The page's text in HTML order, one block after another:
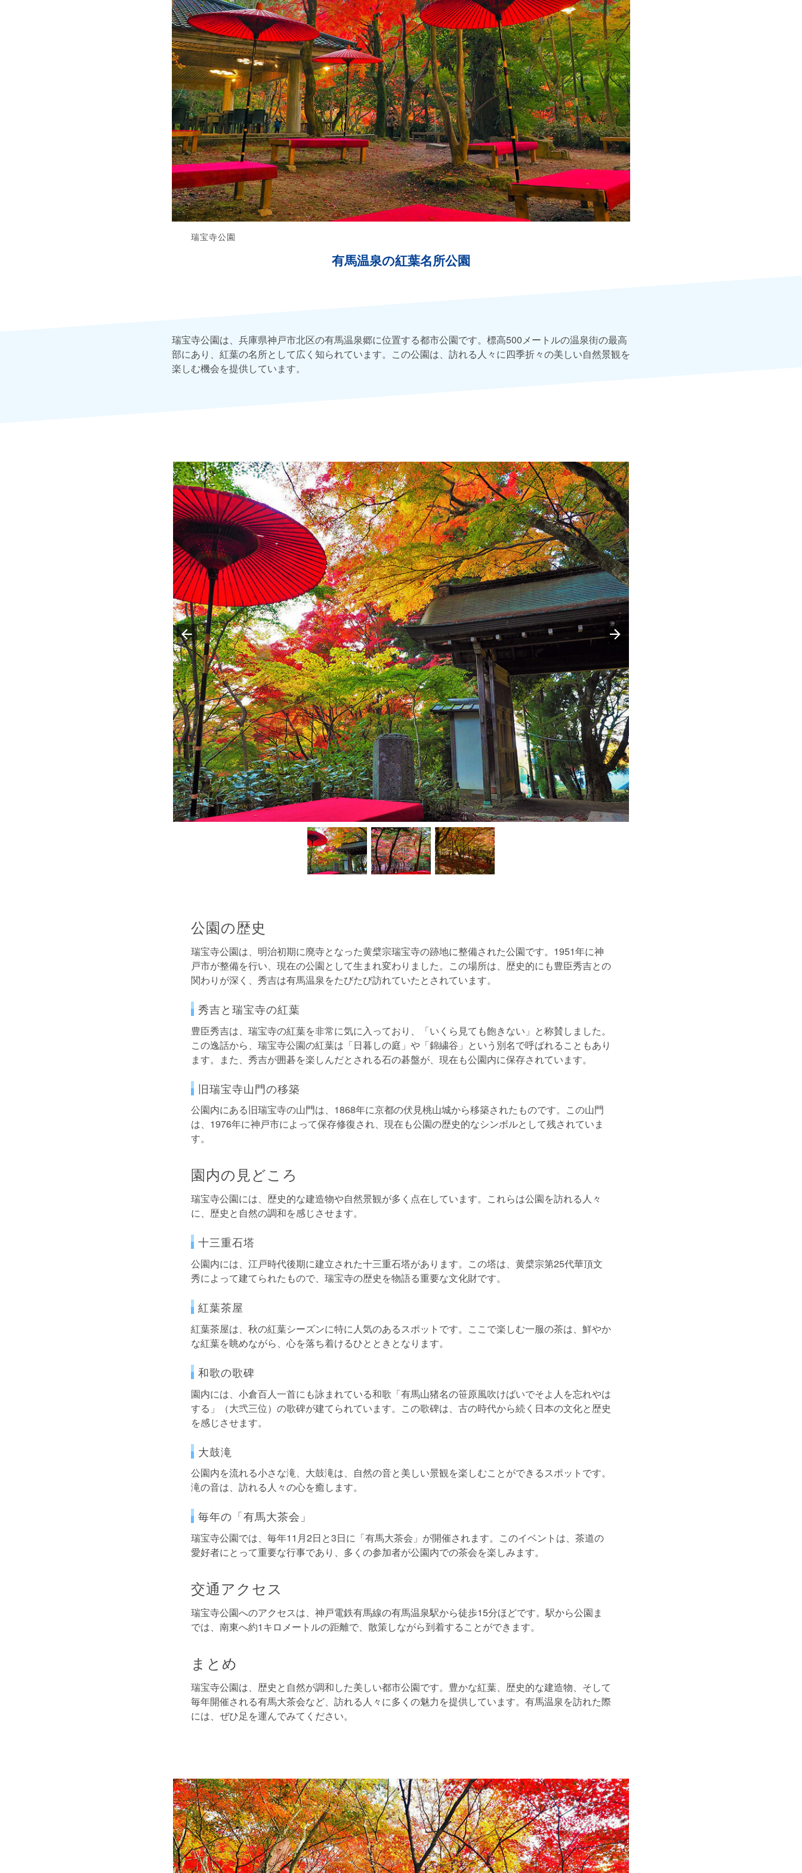
瑞宝寺公園
有馬温泉の紅葉名所公園
瑞宝寺公園は、兵庫県神戸市北区の有馬温泉郷に位置する都市公園です。標高500メートルの温泉街の最高
部にあり、紅葉の名所として広く知られています。この公園は、訪れる人々に四季折々の美しい自然景観を
楽しむ機会を提供しています。
公園の歴史
瑞宝寺公園は、明治初期に廃寺となった黄檗宗瑞宝寺の跡地に整備された公園です。1951年に神
戸市が整備を行い、現在の公園として生まれ変わりました。この場所は、歴史的にも豊臣秀吉との
関わりが深く、秀吉は有馬温泉をたびたび訪れていたとされています。
秀吉と瑞宝寺の紅葉
豊臣秀吉は、瑞宝寺の紅葉を非常に気に入っており、「いくら見ても飽きない」と称賛しました。
この逸話から、瑞宝寺公園の紅葉は「日暮しの庭」や「錦繍谷」という別名で呼ばれることもあり
ます。また、秀吉が囲碁を楽しんだとされる石の碁盤が、現在も公園内に保存されています。
旧瑞宝寺山門の移築
公園内にある旧瑞宝寺の山門は、1868年に京都の伏見桃山城から移築されたものです。この山門
は、1976年に神戸市によって保存修復され、現在も公園の歴史的なシンボルとして残されていま
す。
園内の見どころ
瑞宝寺公園には、歴史的な建造物や自然景観が多く点在しています。これらは公園を訪れる人々
に、歴史と自然の調和を感じさせます。
十三重石塔
公園内には、江戸時代後期に建立された十三重石塔があります。この塔は、黄檗宗第25代華頂文
秀によって建てられたもので、瑞宝寺の歴史を物語る重要な文化財です。
紅葉茶屋
紅葉茶屋は、秋の紅葉シーズンに特に人気のあるスポットです。ここで楽しむ一服の茶は、鮮やか
な紅葉を眺めながら、心を落ち着けるひとときとなります。
和歌の歌碑
園内には、小倉百人一首にも詠まれている和歌「有馬山猪名の笹原風吹けばいでそよ人を忘れやは
する」（大弐三位）の歌碑が建てられています。この歌碑は、古の時代から続く日本の文化と歴史
を感じさせます。
大鼓滝
公園内を流れる小さな滝、大鼓滝は、自然の音と美しい景観を楽しむことができるスポットです。
滝の音は、訪れる人々の心を癒します。
毎年の「有馬大茶会」
瑞宝寺公園では、毎年11月2日と3日に「有馬大茶会」が開催されます。このイベントは、茶道の
愛好者にとって重要な行事であり、多くの参加者が公園内での茶会を楽しみます。
交通アクセス
瑞宝寺公園へのアクセスは、神戸電鉄有馬線の有馬温泉駅から徒歩15分ほどです。駅から公園ま
では、南東へ約1キロメートルの距離で、散策しながら到着することができます。
まとめ
瑞宝寺公園は、歴史と自然が調和した美しい都市公園です。豊かな紅葉、歴史的な建造物、そして
毎年開催される有馬大茶会など、訪れる人々に多くの魅力を提供しています。有馬温泉を訪れた際
には、ぜひ足を運んでみてください。